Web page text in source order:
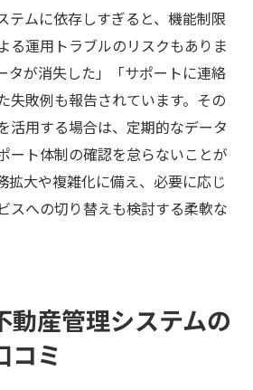
テムに依存しすぎると、機能制限
る運用トラブルのリスクもありま
タが消失した」「サポートに連絡
失敗例も報告されています。その
活用する場合は、定期的なデータ
ート体制の確認を怠らないことが
拡大や複雑化に備え、必要に応じ
スへの切り替えも検討する柔軟な
動産管理システムの
コミ